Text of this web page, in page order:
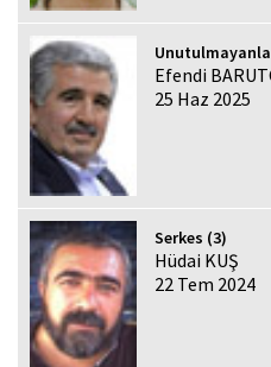
Efendi
25 Haz 2025
Serkes (3)
Hüdai KUŞ
22 Tem 2024